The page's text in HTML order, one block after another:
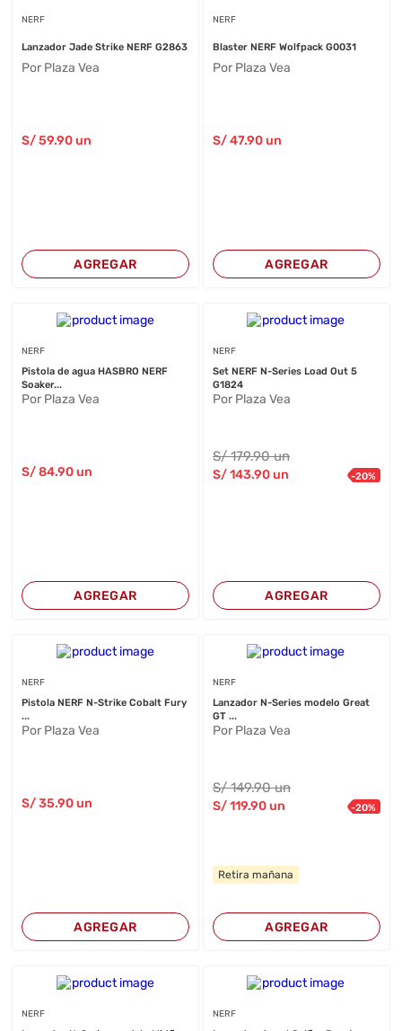
NERF
Lanzador Jade Strike NERF G2863
Por Plaza Vea
S/59.90 un
AGREGAR
NERF
Blaster NERF Wolfpack G0031
Por Plaza Vea
S/47.90un
AGREGAR
NERF
Pistola de agua HASBRO NERF
Soaker...
Por Plaza Vea
S/84.90 un
AGREGAR
NERF
Set NERF N-Series Load Out 5
G1824
Por Plaza Vea
S/179.90 un
S/143.90un -20%
AGREGAR
NERF
Pistola NERF N-Strike Cobalt Fury
...
Por Plaza Vea
S/35.90 un
AGREGAR
NERF
Lanzador N-Series modelo Great
GT ...
Por Plaza Vea
S/149.90 un
S/119.90un -20%
Retira mañana
AGREGAR
NERF NERF